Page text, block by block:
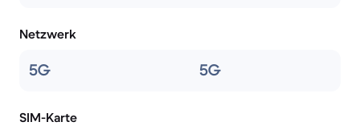
Netzwerk
5G 5G
SIM-Karte